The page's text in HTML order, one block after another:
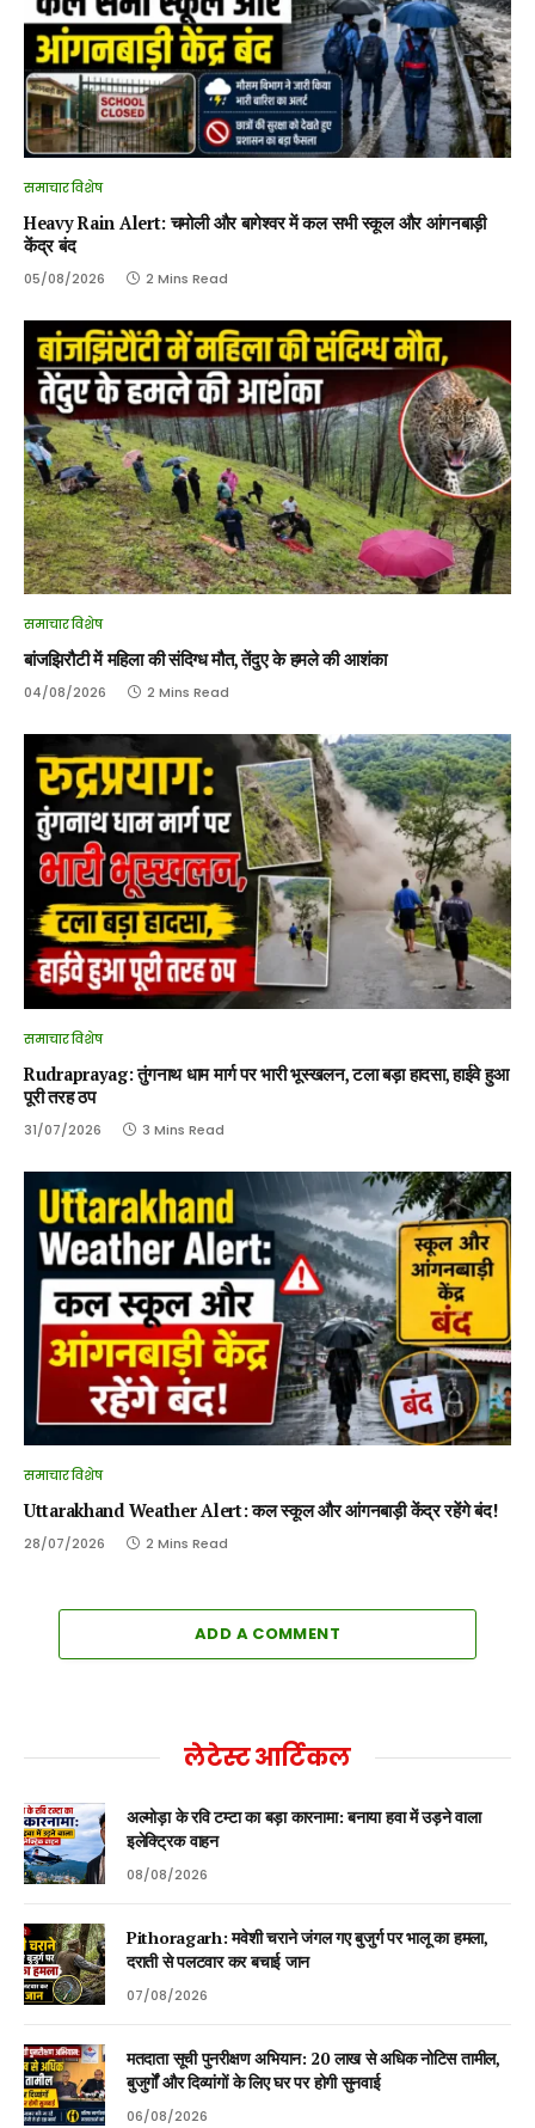
समाचार विशेष
Heavy Rain Alert: चमोली और बागेश्वर में कल सभी स्कूल और आंगनबाड़ी
केंद्र बंद
05/08/2026 2 Mins Read
समाचार विशेष
बांजझिरौटी में महिला की संदिग्ध मौत, तेंदुए के हमले की आशंका
04/08/2026 2 Mins Read
समाचार विशेष
Rudraprayag: तुंगनाथ धाम मार्ग पर भारी भूस्खलन, टला बड़ा हादसा, हाईवे हुआ
पूरी तरह ठप
31/07/2026 3 Mins Read
समाचार विशेष
Uttarakhand Weather Alert: कल स्कूल और आंगनबाड़ी केंद्र रहेंगे बंद!
28/07/2026 2 Mins Read
ADD A COMMENT
लेटेस्ट आर्टिकल
अल्मोड़ा के रवि टम्टा का बड़ा कारनामा: बनाया हवा में उड़ने वाला
इलेक्ट्रिक वाहन
08/08/2026
Pithoragarh: मवेशी चराने जंगल गए बुजुर्ग पर भालू का हमला,
दराती से पलटवार कर बचाई जान
07/08/2026
मतदाता सूची पुनरीक्षण अभियान: 20 लाख से अधिक नोटिस तामील,
बुजुर्गों और दिव्यांगों के लिए घर पर होगी सुनवाई
06/08/2026